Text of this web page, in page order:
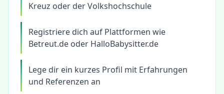
Kreuz oder der Volkshochschule
Registriere dich auf Plattformen wie
Betreut.de oder HalloBabysitter.de
Lege dir ein kurzes Profil mit Erfahrungen
und Referenzen an